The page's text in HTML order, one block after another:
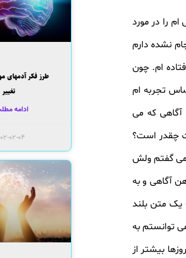
را در مورد
نشده دارم
ام. چون
تجربه ام
که می
چقدر است؟
می گفتم ولش
آگاهی و به
یک متن بلند
توانستم به
بیشتر از
طرز فکر آدمهای
تغییر
ادامه
۱۴۰۲-